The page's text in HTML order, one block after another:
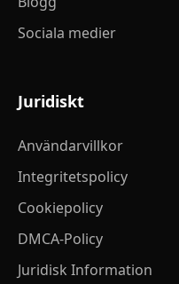
Sociala medier
Juridiskt
Användarvillkor
Integritetspolicy
Cookiepolicy
DMCA-Policy
Juridisk Information